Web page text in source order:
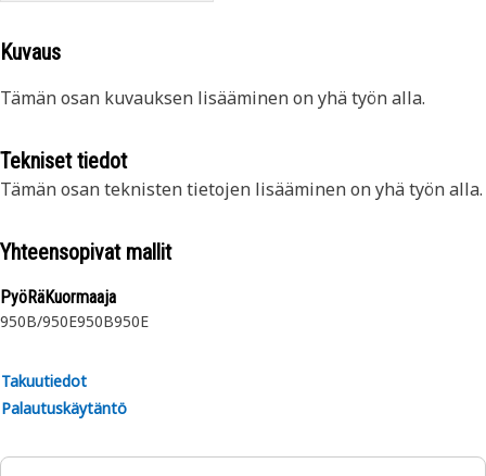
Kuvaus
Tämän osan kuvauksen lisääminen on yhä työn alla.
Tekniset tiedot
Tämän osan teknisten tietojen lisääminen on yhä työn alla.
Yhteensopivat mallit
PyöRäKuormaaja
950B/950E950B950E
Takuutiedot
Palautuskäytäntö